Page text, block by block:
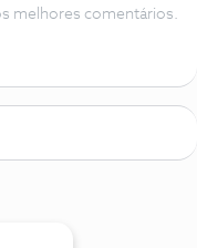
melhores comentários.